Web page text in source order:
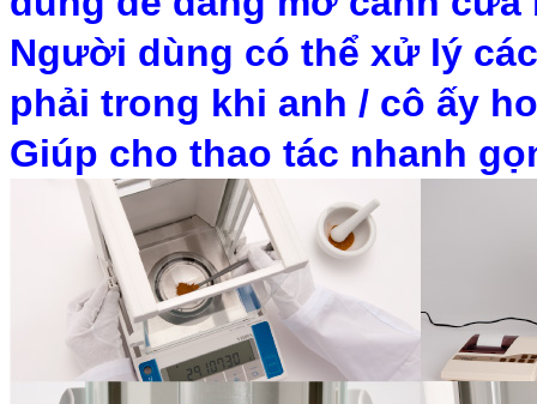
Người dùng có thể xử lý
phải trong khi anh / cô ấy
Giúp cho thao tác nhanh